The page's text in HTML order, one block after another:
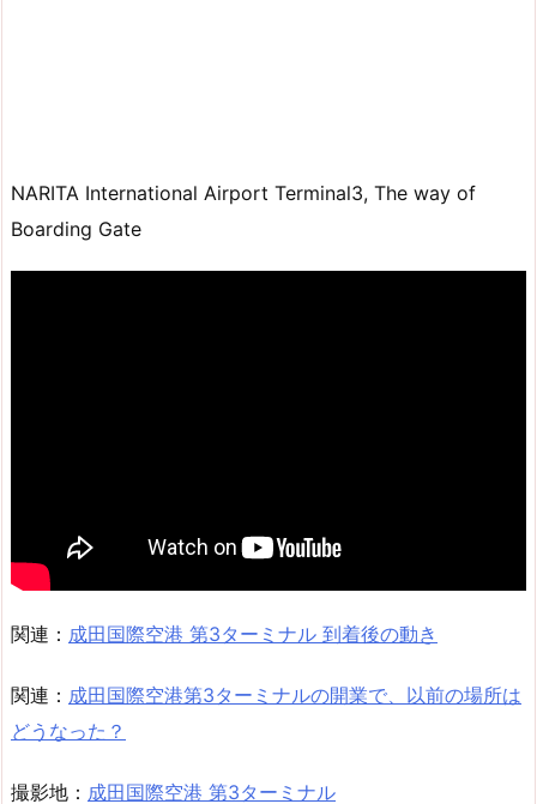
NARITA International Airport Terminal3, The way of
Boarding Gate
関連： 成田国際空港 第3ターミナル 到着後の動き
関連： 成田国際空港第3ターミナルの開業で、以前の場所は
どうなった？
撮影地： 成田国際空港 第3ターミナル